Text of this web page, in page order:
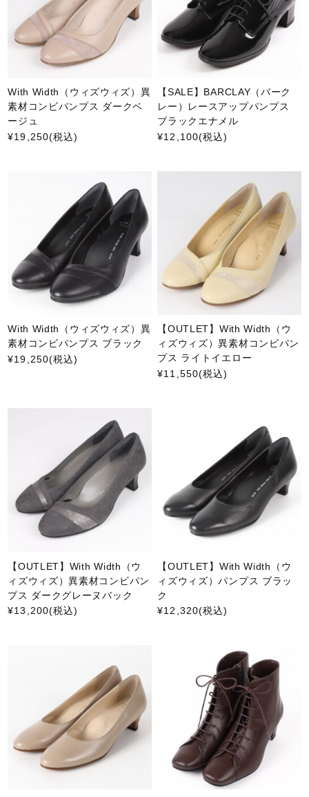
With Width（ウィズウィズ）異
素材コンビパンプス ダークベ
ージュ
¥19,250(税込)
【SALE】BARCLAY（バーク
レー）レースアップパンプス
ブラックエナメル
¥12,100(税込)
With Width（ウィズウィズ）異
素材コンビパンプス ブラック
¥19,250(税込)
【OUTLET】With Width（ウ
ィズウィズ）異素材コンビパン
プス ライトイエロー
¥11,550(税込)
【OUTLET】With Width（ウ
ィズウィズ）異素材コンビパン
プス ダークグレーヌバック
¥13,200(税込)
【OUTLET】With Width（ウ
ィズウィズ）パンプス ブラッ
ク
¥12,320(税込)